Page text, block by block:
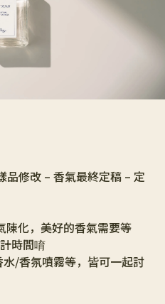
品修改 – 香氣最終定稿 – 定
陳化，美好的香氣需要等
時間唷
/香氛噴霧等，皆可一起討